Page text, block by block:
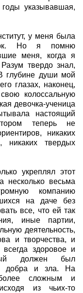
годы указывавшая,
у меня была
Но я помню
меня, когда я
твердо знал,
глубине души мой
глазах, наконец,
колоссальную
девочка-ученица
настоящий
теперь не
никаких
никаких твердых
укреплял этот
несколько весьма
компанию
на даче без
все, что ей так
иные партии,
деятельность,
и творчества, и
здоровое и
должен был
добра и зла. На
сложным и
из чьих-то